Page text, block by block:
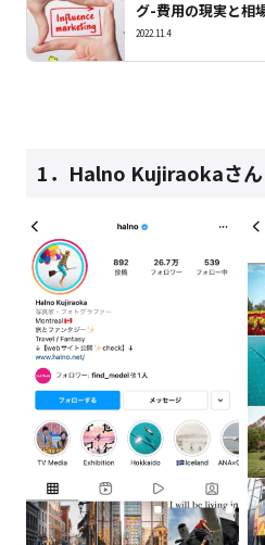
グ-費用の現実と相
2022.11.4
1．Halno Kujiraokaさん